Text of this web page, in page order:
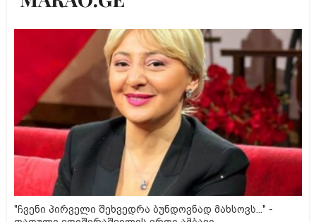
"ჩვენი პირველი შეხვედრა ბუნდოვნად მახსოვს..." -